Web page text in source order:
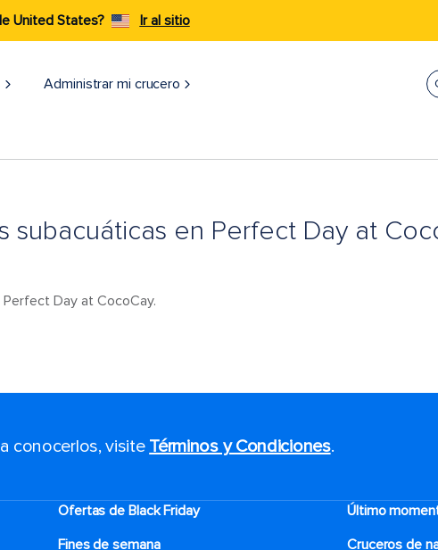
United States? Ir al sitio
Administrar mi crucero
subacuáticas en Perfect Day at
Day at CocoCay.
conocerlos, visite Términos y Condiciones.
Ofertas de Black Friday
Último
Fines de semana
Cruceros de